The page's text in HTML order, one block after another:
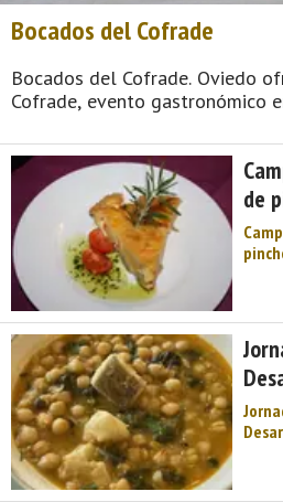
Bocados del Cofrade
Bocados del Cofrade. Oviedo
Cofrade, evento gastronómico
sidrerías de la ciudad. La
disposición de los usu ...
de
cada